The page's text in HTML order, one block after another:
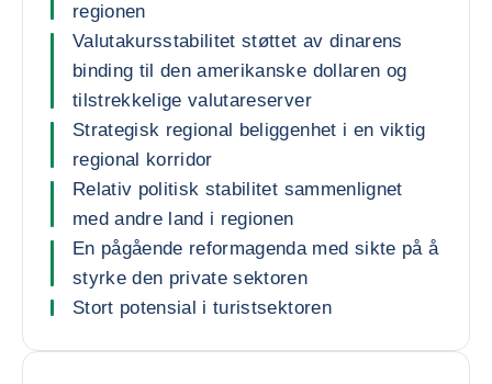
regionen
Valutakursstabilitet støttet av dinarens
binding til den amerikanske dollaren og
tilstrekkelige valutareserver
Strategisk regional beliggenhet i en viktig
regional korridor
Relativ politisk stabilitet sammenlignet
med andre land i regionen
En pågående reformagenda med sikte på å
styrke den private sektoren
Stort potensial i turistsektoren